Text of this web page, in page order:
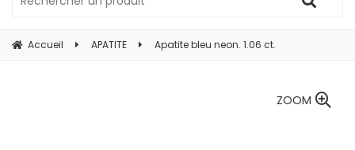
Accueil APATITE Apatite bleu neon. 1.06 ct.
ZOOM